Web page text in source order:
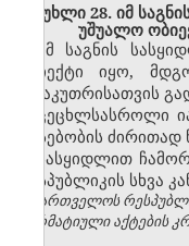
მუხლი 28. იმ
უშუალო
იმ საგნის
ობიექტი იყო,
მესაკუთრისათვის
ცეცხლსასროლი
არსებობის
სასყიდლით
რესპუბლიკის სხვა
საქართველოს
ნორმატიული აქტების